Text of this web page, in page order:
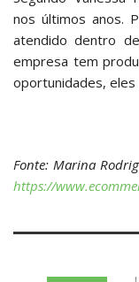
nos últimos anos.
atendido dentro
empresa tem
oportunidades, eles
Fonte: Marina
https://